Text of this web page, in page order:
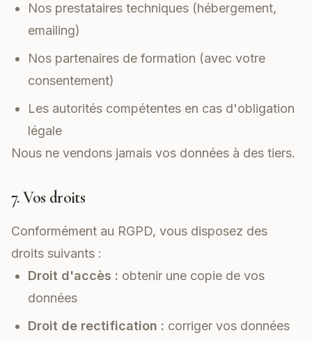
Nos prestataires techniques (hébergement,
emailing)
Nos partenaires de formation (avec votre
consentement)
Les autorités compétentes en cas d'obligation
légale
Nous ne vendons jamais vos données à des tiers.
7. Vos droits
Conformément au RGPD, vous disposez des
droits suivants :
Droit d'accès : obtenir une copie de vos
données
Droit de rectification : corriger vos données